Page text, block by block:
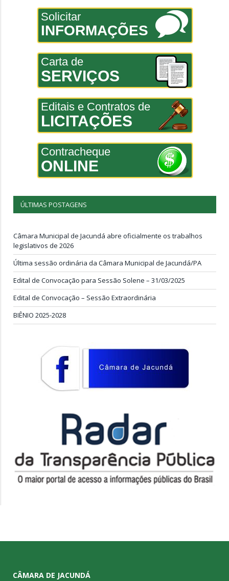
Solicitar
INFORMAÇÕES
Carta de
SERVIÇOS
Editais e Contratos de
LICITAÇÕES
Contracheque
ONLINE
ÚLTIMAS POSTAGENS
Câmara Municipal de Jacundá abre oficialmente os trabalhos
legislativos de 2026
Última sessão ordinária da Câmara Municipal de Jacundá/PA
Edital de Convocação para Sessão Solene – 31/03/2025
Edital de Convocação – Sessão Extraordinária
BIÊNIO 2025-2028
CÂMARA DE JACUNDÁ